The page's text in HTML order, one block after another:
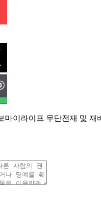
마이라이프 무단전재 및 재